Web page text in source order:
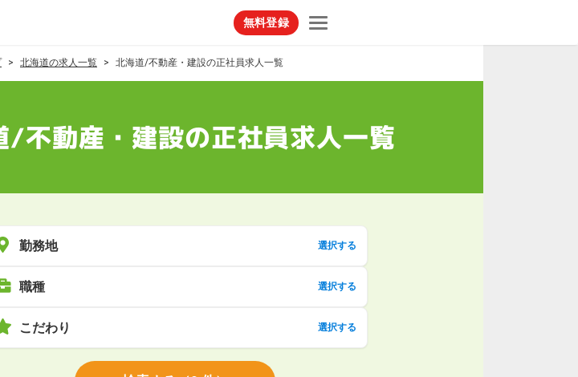
無料登録
北海道の求人一覧 北海道/不動産・建設の正社員求人一覧
/不動産・建設の正社員求人一覧
勤務地 選択する
職種 選択する
こだわり 選択する